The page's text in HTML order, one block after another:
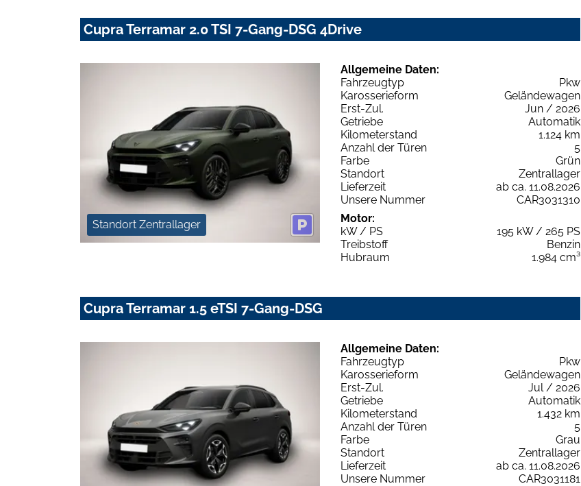
Cupra Terramar 2.0 TSI 7-Gang-DSG 4Drive
Standort Zentrallager
Allgemeine Daten:
Fahrzeugtyp
Pkw
Karosserieform
Geländewagen
Erst-Zul.
Jun / 2026
Getriebe
Automatik
Kilometerstand
1.124 km
Anzahl der Türen
5
Farbe
Grün
Standort
Zentrallager
Lieferzeit
ab ca. 11.08.2026
Unsere Nummer
CAR3031310
Motor:
kW / PS
195 kW / 265 PS
Treibstoff
Benzin
Hubraum
1.984 cm³
Cupra Terramar 1.5 eTSI 7-Gang-DSG
Allgemeine Daten:
Fahrzeugtyp
Pkw
Karosserieform
Geländewagen
Erst-Zul.
Jul / 2026
Getriebe
Automatik
Kilometerstand
1.432 km
Anzahl der Türen
5
Farbe
Grau
Standort
Zentrallager
Lieferzeit
ab ca. 11.08.2026
Unsere Nummer
CAR3031181